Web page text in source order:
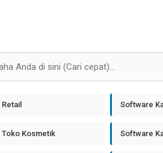
Software
Kosmetik Software